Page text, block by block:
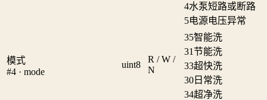
4水泵短路或断路
5电源电压异常
模式
#4 · mode
uint8
R / W /
N
35智能洗
31节能洗
33超快洗
30 日常洗
34超净洗